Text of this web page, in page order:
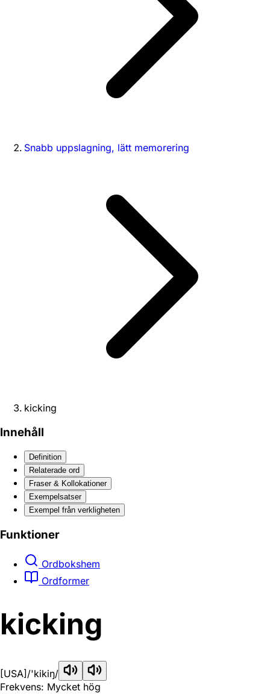
Snabb uppslagning, lätt memorering
kicking
Innehåll
Definition
Relaterade ord
Fraser & Kollokationer
Exempelsatser
Exempel från verkligheten
Funktioner
Ordbokshem
Ordformer
kicking
[USA] /'kikiŋ/
Frekvens: Mycket hög